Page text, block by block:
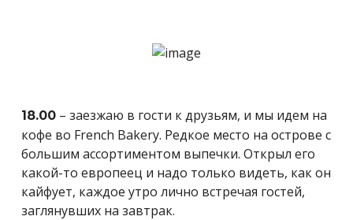
18.00 – заезжаю в гости к друзьям, и мы идем на
кофе во French Bakery. Редкое место на острове с
большим ассортиментом выпечки. Открыл его
какой-то европеец и надо только видеть, как он
кайфует, каждое утро лично встречая гостей,
заглянувших на завтрак.